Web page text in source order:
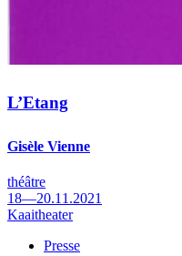
L’Etang
Gisèle Vienne
théâtre
18—20.11.2021
Kaaitheater
Presse